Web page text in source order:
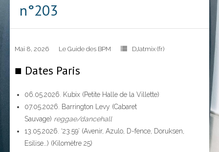
n°203
Mai 8, 2026 Le Guide des BPM DJatmix (fr)
■ Dates Paris
06.05.2026. Kubix (Petite Halle de la Villette)
07.05.2026. Barrington Levy (Cabaret
Sauvage) reggae/dancehall
13.05.2026. ‘23.59’ (Avenir, Azulo, D-fence, Doruksen,
Esilise…) (Kilomètre 25)